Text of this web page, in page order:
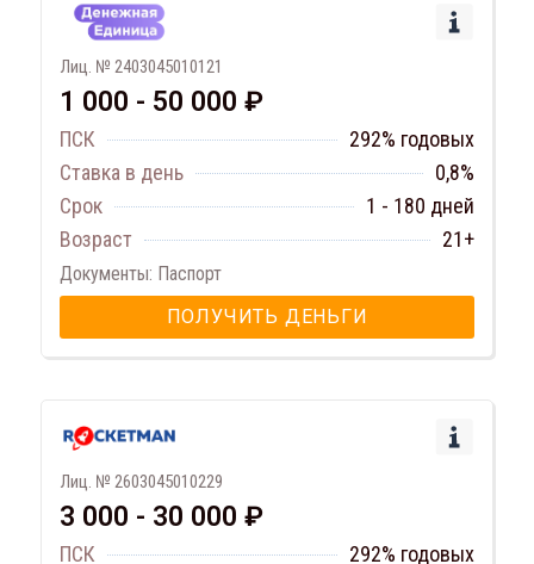
Лиц. № 2403045010121
1 000 - 50 000 ₽
ПСК
292% годовых
Ставка в день
0,8%
Срок
1 - 180 дней
Возраст
21+
Документы: Паспорт
ПОЛУЧИТЬ ДЕНЬГИ
Лиц. № 2603045010229
3 000 - 30 000 ₽
ПСК 292% годовых